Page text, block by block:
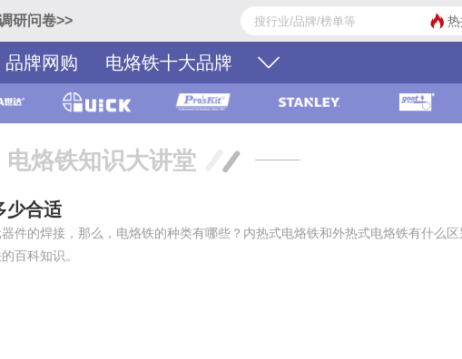
研问卷>>
品牌网购 电烙铁十大品牌
电烙铁知识大讲堂
少合适
件的焊接，那么，电烙铁的种类有哪些？内热式电烙铁和外热式电烙铁有什么
百科知识。